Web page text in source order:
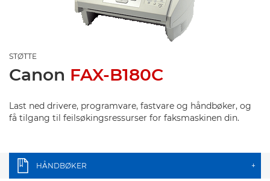
STØTTE
Canon FAX-B180C
Last ned drivere, programvare, fastvare og håndbøker, og
få tilgang til feilsøkingsressurser for faksmaskinen din.
HÅNDBØKER +